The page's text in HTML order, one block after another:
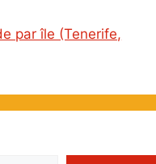
par île (Tenerife,